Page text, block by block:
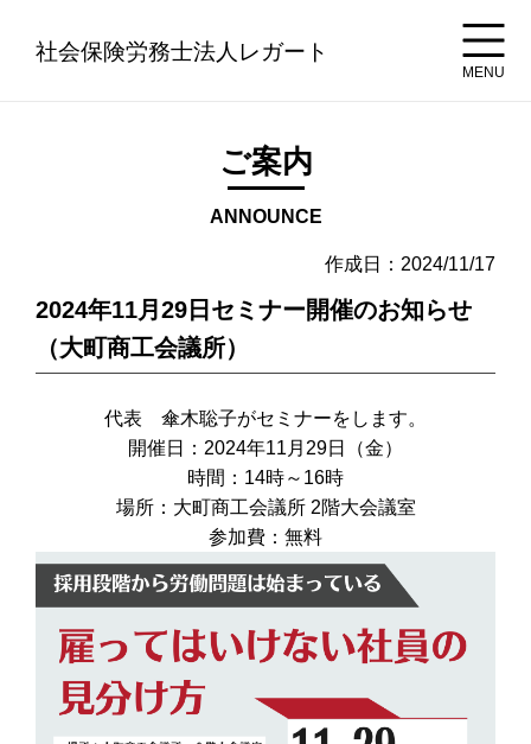
社会保険労務士法人レガート
MENU
ご案内
ANNOUNCE
作成日：2024/11/17
2024年11月29日セミナー開催のお知らせ
（大町商工会議所）
代表 傘木聡子がセミナーをします。
開催日：2024年11月29日（金）
時間：14時～16時
場所：大町商工会議所 2階大会議室
参加費：無料